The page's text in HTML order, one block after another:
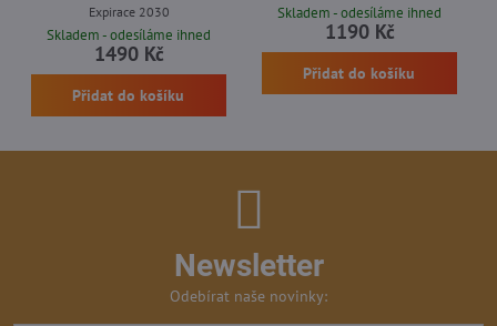
Expirace 2030
Skladem - odesíláme ihned
1490 Kč
Přidat do košíku
Skladem - odesíláme ihned
1190 Kč
Přidat do košíku
Newsletter
Odebírat naše novinky: